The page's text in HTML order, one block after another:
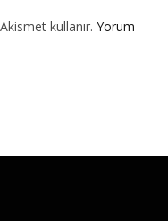
kullanır. Yorum